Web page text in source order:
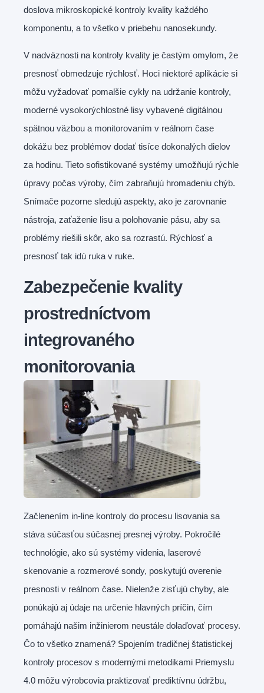
doslova mikroskopické kontroly kvality každého
komponentu, a to všetko v priebehu nanosekundy.
V nadväznosti na kontroly kvality je častým omylom, že
presnosť obmedzuje rýchlosť. Hoci niektoré aplikácie si
môžu vyžadovať pomalšie cykly na udržanie kontroly,
moderné vysokorýchlostné lisy vybavené digitálnou
spätnou väzbou a monitorovaním v reálnom čase
dokážu bez problémov dodať tisíce dokonalých dielov
za hodinu. Tieto sofistikované systémy umožňujú rýchle
úpravy počas výroby, čím zabraňujú hromadeniu chýb.
Snímače pozorne sledujú aspekty, ako je zarovnanie
nástroja, zaťaženie lisu a polohovanie pásu, aby sa
problémy riešili skôr, ako sa rozrastú. Rýchlosť a
presnosť tak idú ruka v ruke.
Zabezpečenie kvality
prostredníctvom
integrovaného
monitorovania
Začlenením in-line kontroly do procesu lisovania sa
stáva súčasťou súčasnej presnej výroby. Pokročilé
technológie, ako sú systémy videnia, laserové
skenovanie a rozmerové sondy, poskytujú overenie
presnosti v reálnom čase. Nielenže zisťujú chyby, ale
ponúkajú aj údaje na určenie hlavných príčin, čím
pomáhajú našim inžinierom neustále dolaďovať procesy.
Čo to všetko znamená? Spojením tradičnej štatistickej
kontroly procesov s modernými metodikami Priemyslu
4.0 môžu výrobcovia praktizovať prediktívnu údržbu,